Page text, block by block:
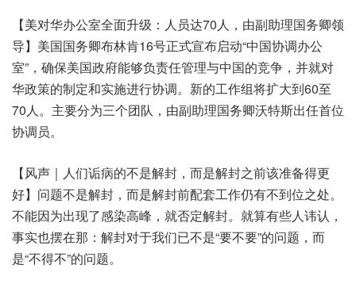
【美对华办公室全面升级：人员达70人，由副助理国务卿领
导】美国国务卿布林肯16号正式宣布启动“中国协调办公
室”，确保美国政府能够负责任管理与中国的竞争，并就对
华政策的制定和实施进行协调。新的工作组将扩大到60至
70人。主要分为三个团队，由副助理国务卿沃特斯出任首位
协调员。
【风声｜人们诟病的不是解封，而是解封之前该准备得更
好】问题不是解封，而是解封前配套工作仍有不到位之处。
不能因为出现了感染高峰，就否定解封。就算有些人讳认，
事实也摆在那：解封对于我们已不是“要不要”的问题，而
是“不得不”的问题。